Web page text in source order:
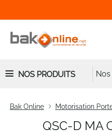
NOS PRODUITS
Bak Online Motorisation
QSC-D MA